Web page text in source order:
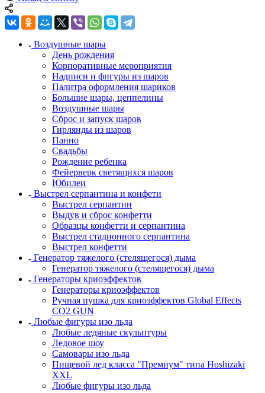
Воздушные шары
День рождения
Корпоративные мероприятия
Надписи и фигуры из шаров
Палитра оформления шариков
Большие шары, цеппелины
Воздушные шары
Сброс и запуск шаров
Гирлянды из шаров
Панно
Свадьбы
Рождение ребенка
Фейерверк светящихся шаров
Юбилеи
Выстрел серпантина и конфети
Выстрел серпантин
Выдув и сброс конфетти
Образцы конфетти и серпантина
Выстрел стадионного серпантина
Выстрел конфетти
Генератор тяжелого (стелящегося) дыма
Генератор тяжелого (стелящегося) дыма
Генераторы криоэффектов
Генераторы криоэффектов
Ручная пушка для криоэффектов Global Effects
CO2 GUN
Любые фигуры изо льда
Любые ледяные скульптуры
Ледовое шоу
Самовары изо льда
Пищевой лед класса "Премиум" типа Hoshizaki
XXL
Любые фигуры изо льда